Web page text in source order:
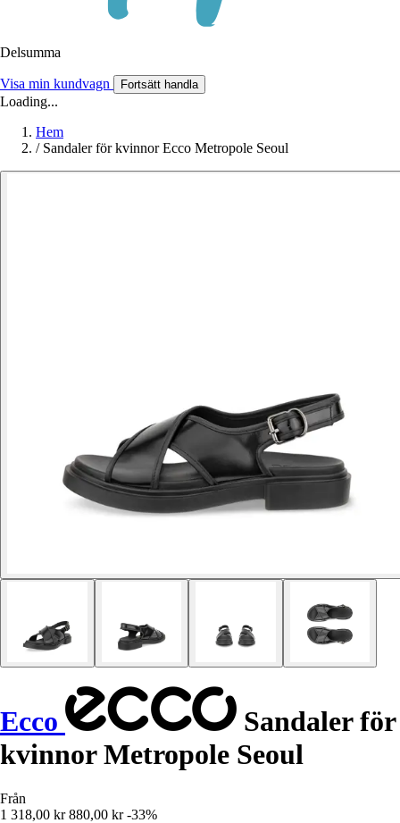
Delsumma
Visa min kundvagn Fortsätt handla
Loading...
Hem
/ Sandaler för kvinnor Ecco Metropole Seoul
Ecco
Sandaler för
kvinnor Metropole Seoul
Från
1 318,00 kr 880,00 kr -33%